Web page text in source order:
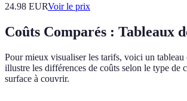
24.98 EURVoir le prix
Coûts Comparés : Tableaux
Pour mieux visualiser les tarifs, voici un
illustre les différences de coûts selon le type de
surface à couvrir.